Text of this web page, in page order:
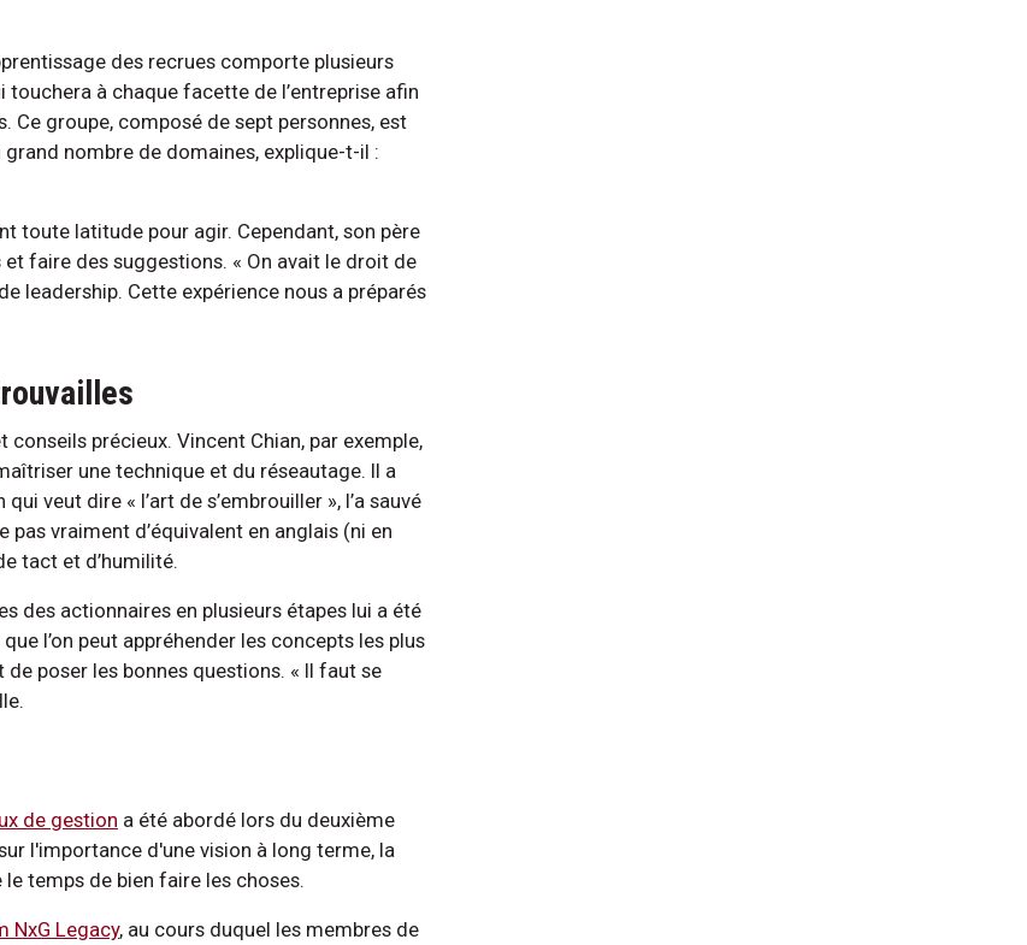
des recrues comporte plusieurs
à chaque facette de l’entreprise afin
Ce groupe, composé de sept personnes, est
nombre de domaines, explique-t-il :
toute latitude pour agir. Cependant, son père
faire des suggestions. « On avait le droit de
leadership. Cette expérience nous a préparés
précieux. Vincent Chian, par exemple,
une technique et du réseautage. Il a
veut dire « l’art de s’embrouiller », l’a sauvé
pas vraiment d’équivalent en anglais (ni en
tact et d’humilité.
des actionnaires en plusieurs étapes lui a été
l’on peut appréhender les concepts les plus
de poser les bonnes questions. « Il faut se
de gestion a été abordé lors du deuxième
l'importance d'une vision à long terme, la
temps de bien faire les choses.
NxG Legacy, au cours duquel les membres de